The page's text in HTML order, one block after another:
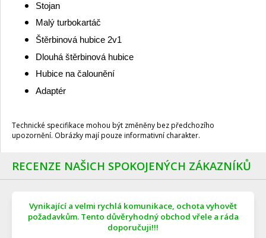
Stojan
Malý turbokartáč
Štěrbinová hubice 2v1
Dlouhá štěrbinová hubice
Hubice na čalounění
Adaptér
Technické specifikace mohou být změněny bez předchozího
upozornění. Obrázky mají pouze informativní charakter.
RECENZE NAŠICH SPOKOJENÝCH ZÁKAZNÍKŮ
Vynikající a velmi rychlá komunikace, ochota vyhovět
požadavkům. Tento důvěryhodný obchod vřele a ráda
doporučuji!!!